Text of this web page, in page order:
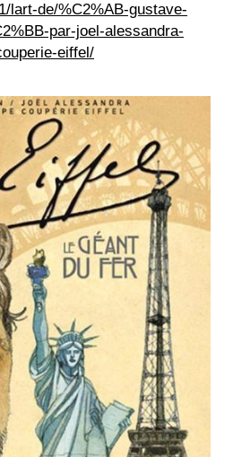
lart-de/%C2%AB-gustave-
par-joel-alessandra-
eiffel/